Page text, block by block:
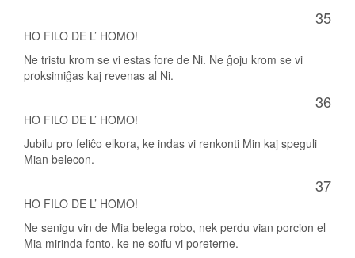
35
HO FILO DE L’ HOMO!
Ne tristu krom se vi estas fore de Ni. Ne ĝoju krom se vi
proksimiĝas kaj revenas al Ni.
36
HO FILO DE L’ HOMO!
Jubilu pro feliĉo elkora, ke indas vi renkonti Min kaj speguli
Mian belecon.
37
HO FILO DE L’ HOMO!
Ne senigu vin de Mia belega robo, nek perdu vian porcion el
Mia mirinda fonto, ke ne soifu vi poreterne.